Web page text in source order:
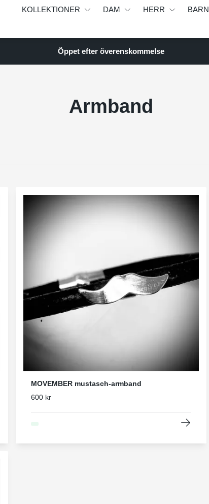
KOLLEKTIONER DAM HERR BARN
Öppet efter överenskommelse
Armband
MOVEMBER mustasch-armband
600 kr